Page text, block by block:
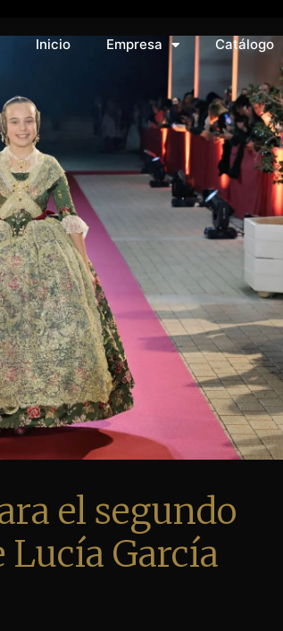
Inicio Empresa Catálogo
el segundo
Lucía García